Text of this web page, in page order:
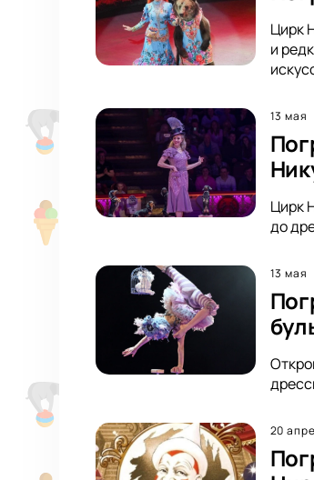
Цирк
и
13 мая
Цирк
до
13 мая
20